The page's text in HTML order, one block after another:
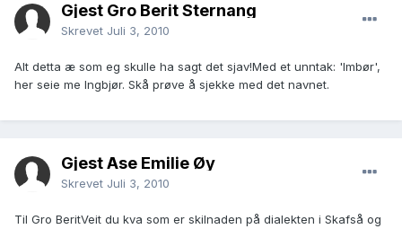
Gjest Gro Berit Sternang
Skrevet Juli 3, 2010
Alt detta æ som eg skulle ha sagt det sjav!Med et unntak: 'Imbør',
her seie me Ingbjør. Skå prøve å sjekke med det navnet.
Gjest Åse Emilie Øy
Skrevet Juli 3, 2010
Til Gro BeritVeit du kva som er skilnaden på dialekten i Skafså og